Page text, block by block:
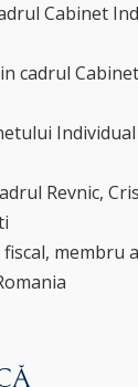
Cabinet
cadrul
Revnic,
membru